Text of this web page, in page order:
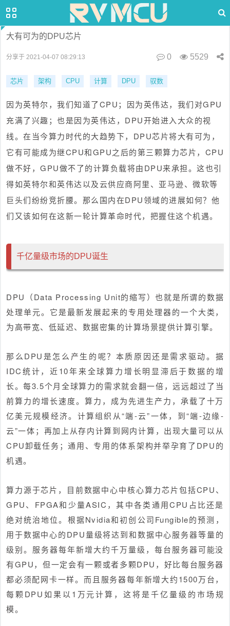
大有可为的DPU芯片
分享于 2021-04-07 08:29:13 0 5529
芯片 架构 CPU 计算 DPU 驭数
因为英特尔，我们知道了CPU；因为英伟达，我们对GPU
充满了兴趣；也是因为英伟达，DPU开始进入大众的视
线。在当今算力时代的大趋势下，DPU芯片将大有可为，
它有可能成为继CPU和GPU之后的第三颗算力芯片，CPU
做不好，GPU做不了的计算负载将由DPU来承担。这也引
得如英特尔和英伟达以及云供应商阿里、亚马逊、微软等
巨头们纷纷竞折腰。那么国内在DPU领域的进展如何？他
们又该如何在这新一轮计算革命时代，把握住这个机遇。
千亿量级市场的DPU诞生
DPU（Data Processing Unit的缩写）也就是所谓的数据
处理单元。它是最新发展起来的专用处理器的一个大类，
为高带宽、低延迟、数据密集的计算场景提供计算引擎。
那么DPU是怎么产生的呢？ 本质原因还是需求驱动。据
IDC统计，近10年来全球算力增长明显滞后于数据的增
长。每3.5个月全球算力的需求就会翻一倍，远远超过了当
前算力的增长速度。算力，成为先进生产力，承载了十万
亿美元规模经济。计算组织从“端-云”一体，到“端-边缘-
云”一体；再加上从存内计算到网内计算，出现大量可以从
CPU卸载任务；通用、专用的体系架构并举孕育了DPU的
机遇。
算力源于芯片，目前数据中心中核心算力芯片包括CPU、
GPU、FPGA和少量ASIC，其中各类通用CPU占比还是
绝对统治地位。根据Nvidia和初创公司Fungible的预测，
用于数据中心的DPU量级将达到和数据中心服务器等量的
级别。服务器每年新增大约千万量级，每台服务器可能没
有GPU，但一定会有一颗或者多颗DPU，好比每台服务器
都必须配网卡一样。而且服务器每年新增大约1500万台，
每颗DPU如果以1万元计算，这将是千亿量级的市场规
模。